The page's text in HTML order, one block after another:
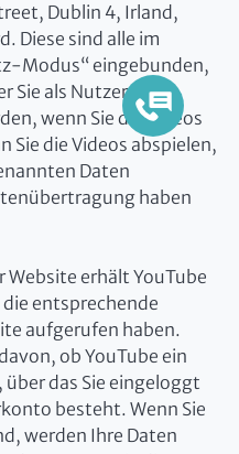
Dublin 4, Irland,
Diese sind alle im
Modus“ eingebunden,
Sie als Nutzer an
wenn Sie die Videos
Sie die Videos abspielen,
Daten
haben
Website erhält YouTube
entsprechende
aufgerufen haben.
ob YouTube ein
das Sie eingeloggt
besteht. Wenn Sie
werden Ihre Daten